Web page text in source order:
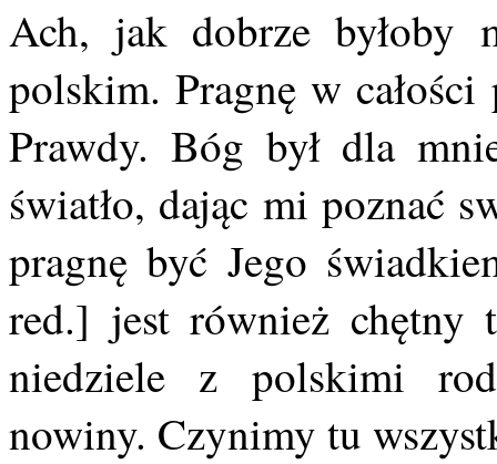
Ach, jak dobrze byłoby
polskim. Pragnę w
Prawdy. Bóg był dla
światło, dając mi poznać
pragnę być Jego
red.] jest również chętny
niedziele z polskimi
nowiny. Czynimy tu